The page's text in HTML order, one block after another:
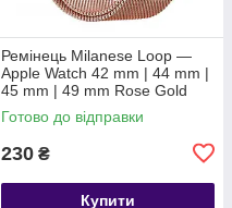
Ремінець Milanese Loop —
Apple Watch 42 mm | 44 mm |
45 mm | 49 mm Rose Gold
Готово до відправки
230 ₴
Купити